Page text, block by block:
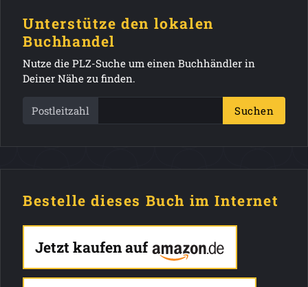
Unterstütze den lokalen
Buchhandel
Nutze die PLZ-Suche um einen Buchhändler in
Deiner Nähe zu finden.
Postleitzahl Suchen
Bestelle dieses Buch im Internet
Jetzt kaufen auf